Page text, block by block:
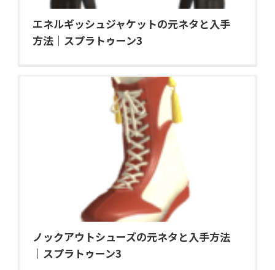
エネルギッシュジャケットの元ネタと入手
方法｜スプラトゥーン3
ノックアウトシューズの元ネタと入手方法
｜スプラトゥーン3